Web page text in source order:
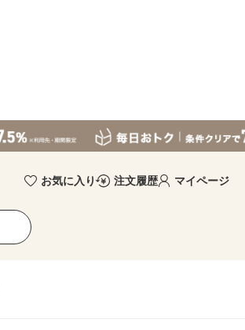
お気に入り 注文履歴 マイページ